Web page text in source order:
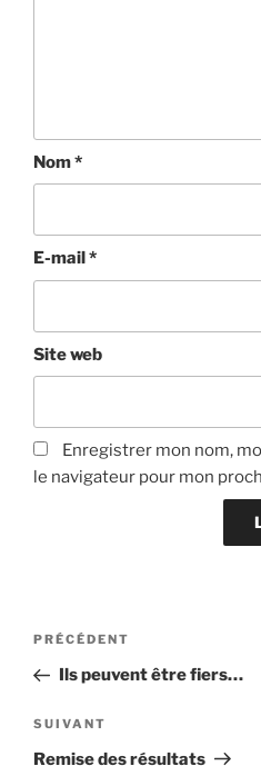
Nom*
E-mail*
Site web
Enregistrer mon nom,
le navigateur pour mon
Navigation
l’article
Article
précédent
PRÉCÉDENT
Ils peuvent être fiers…
Article
suivant
SUIVANT
Remise des résultats